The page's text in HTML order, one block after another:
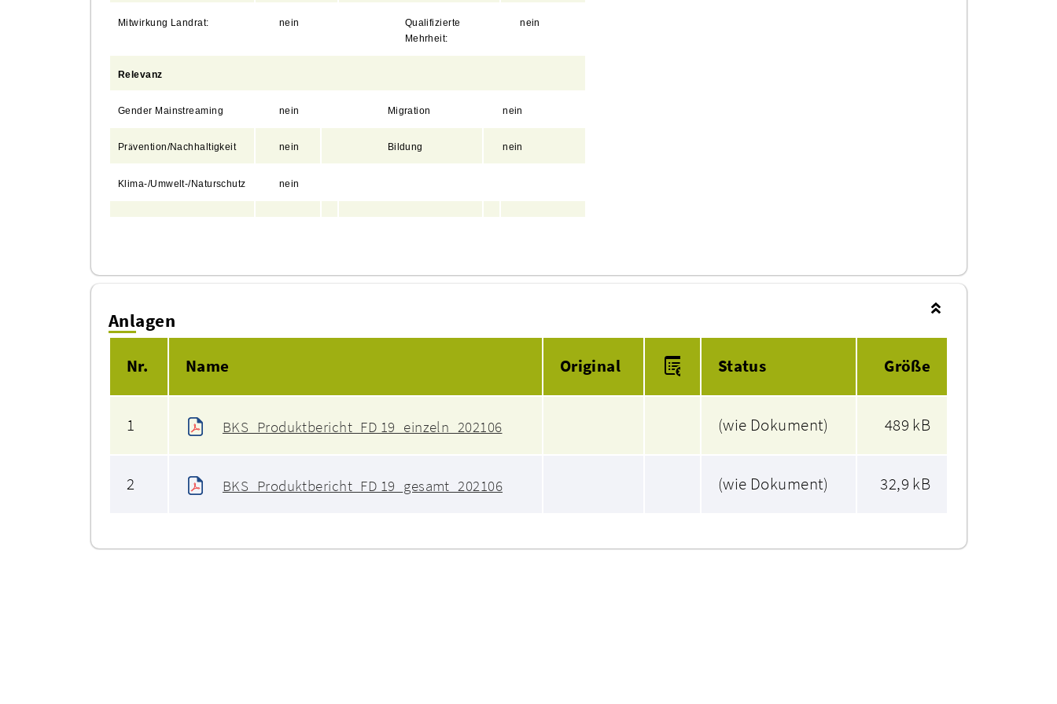
Mitwirkung Landrat: nein
Qualifizierte
Mehrheit:
nein
Relevanz
Gender Mainstreaming nein Migration nein
Prävention/Nachhaltigkeit nein Bildung nein
Klima-/Umwelt-/Naturschutz nein
Anlagen
Nr.
Name Original Status Größe
1 BKS_Produktbericht_FD 19_einzeln_202106 (wie Dokument) 489 kB
2 BKS_Produktbericht_FD 19_gesamt_202106 (wie Dokument) 32,9 kB